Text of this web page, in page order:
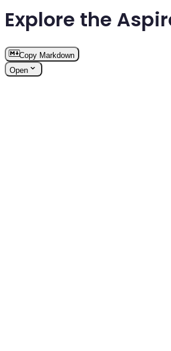
Explore the
Copy Markdown
Open